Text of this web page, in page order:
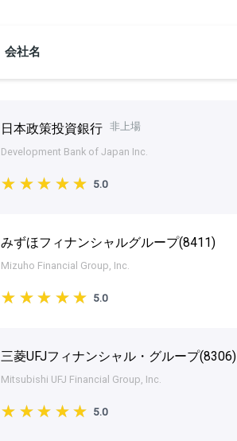
会社名
日本政策投資銀行 非上場
Development Bank of Japan Inc.
5.0
みずほフィナンシャルグループ(8411)
Mizuho Financial Group, Inc.
5.0
三菱UFJフィナンシャル・グループ(8306)
Mitsubishi UFJ Financial Group, Inc.
5.0